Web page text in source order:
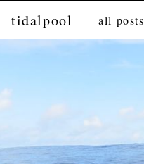
tidalpool all posts